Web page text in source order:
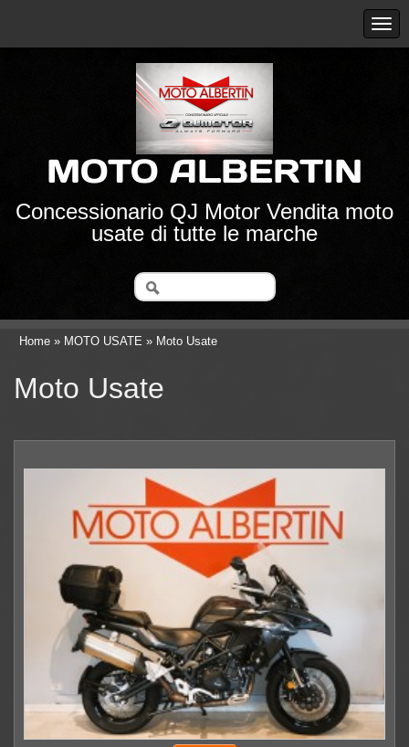
MOTO ALBERTIN
Concessionario QJ Motor Vendita moto
usate di tutte le marche
Home » MOTO USATE » Moto Usate
Moto Usate